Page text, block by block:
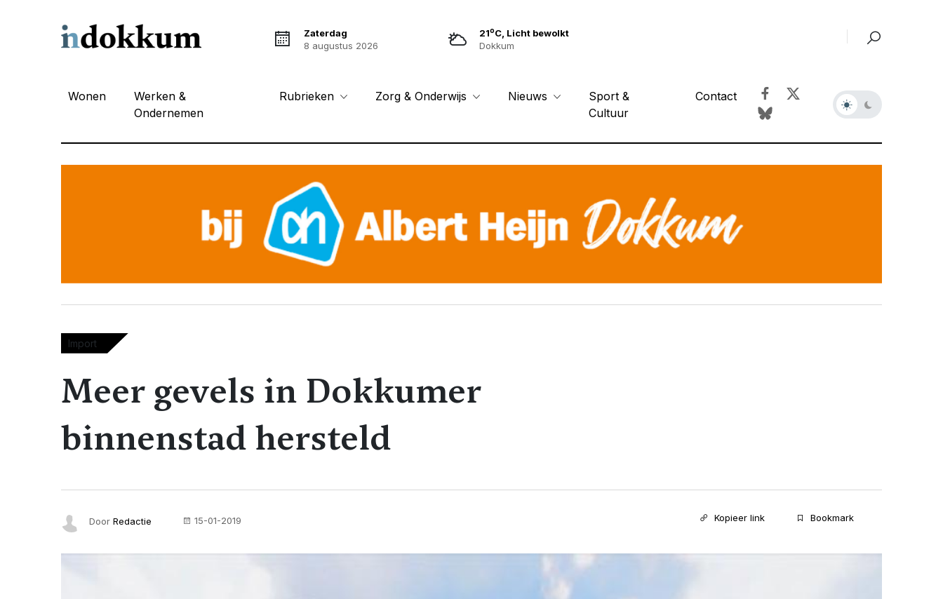
Zaterdag
8 augustus 2026
21oC, Licht bewolkt
Dokkum
Wonen
Werken &
Ondernemen
Rubrieken Zorg & Onderwijs Nieuws
Sport &
Cultuur
Contact
Import
Meer gevels in Dokkumer
binnenstad hersteld
Door Redactie 15-01-2019 Kopieer link Bookmark